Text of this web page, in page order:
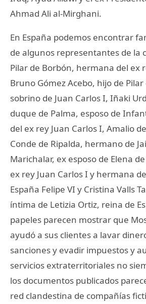
Ahmad Ali al-Mirghani.
En España podemos encontrar
de algunos representantes de la
Pilar de Borbón, hermana del ex
Bruno Gómez Acebo, hijo de
sobrino de Juan Carlos I, Iñaki
duque de Palma, esposo de
del ex rey Juan Carlos I, Amalio
Conde de Ripalda, hermano de
Marichalar, ex esposo de Elena
ex rey Juan Carlos I y hermana
España Felipe VI y Cristina Valls
íntima de Letizia Ortiz, reina de
papeles parecen mostrar que
ayudó a sus clientes a lavar
sanciones y evadir impuestos y
servicios extraterritoriales no
los documentos publicados
red clandestina de compañías